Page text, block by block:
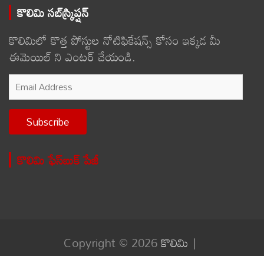
కొలిమి సబ్‌స్క్రిప్షన్
కొలిమిలో కొత్త పోస్టుల నోటిఫికేషన్స్ కోసం ఇక్కడ మీ
ఈమెయిల్ ని ఎంటర్ చేయండి.
Email
Address
Subscribe
కొలిమి ఫేస్‌బుక్ పేజీ
Copyright © 2026కొలిమి